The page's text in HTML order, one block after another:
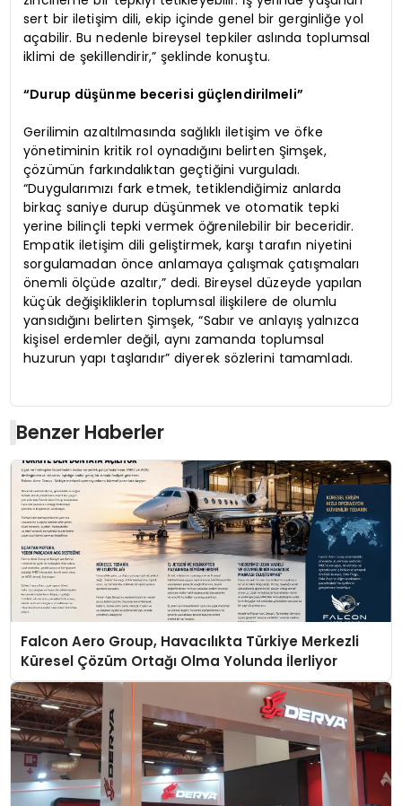
sert bir iletişim dili, ekip içinde genel bir gerginliğe yol
açabilir. Bu nedenle bireysel tepkiler aslında toplumsal
iklimi de şekillendirir,” şeklinde konuştu.
“Durup düşünme becerisi güçlendirilmeli”
Gerilimin azaltılmasında sağlıklı iletişim ve öfke
yönetiminin kritik rol oynadığını belirten Şimşek,
çözümün farkındalıktan geçtiğini vurguladı.
“Duygularımızı fark etmek, tetiklendiğimiz anlarda
birkaç saniye durup düşünmek ve otomatik tepki
yerine bilinçli tepki vermek öğrenilebilir bir beceridir.
Empatik iletişim dili geliştirmek, karşı tarafın niyetini
sorgulamadan önce anlamaya çalışmak çatışmaları
önemli ölçüde azaltır,” dedi. Bireysel düzeyde yapılan
küçük değişikliklerin toplumsal ilişkilere de olumlu
yansıdığını belirten Şimşek, “Sabır ve anlayış yalnızca
kişisel erdemler değil, aynı zamanda toplumsal
huzurun yapı taşlarıdır” diyerek sözlerini tamamladı.
Benzer Haberler
Falcon Aero Group, Havacılıkta Türkiye Merkezli
Küresel Çözüm Ortağı Olma Yolunda İlerliyor